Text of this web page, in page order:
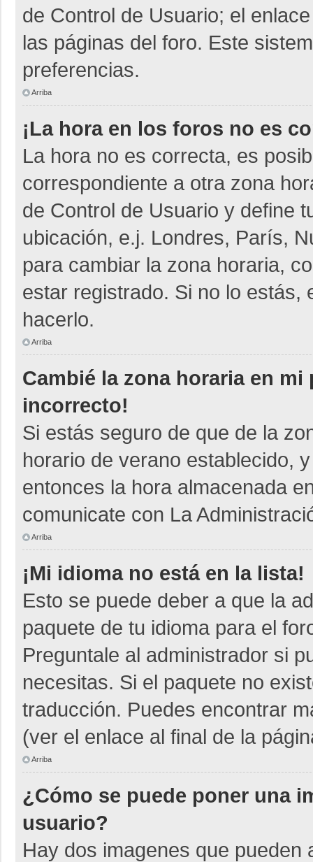
de Control de Usuario; el
las páginas del foro. Este
preferencias.
Arriba
¡La hora en los foros no es
La hora no es correcta, es
correspondiente a otra zona
de Control de Usuario y define
ubicación, e.j. Londres, París,
para cambiar la zona horaria,
estar registrado. Si no lo estás,
hacerlo.
Arriba
Cambié la zona horaria en
incorrecto!
Si estás seguro de que de la
horario de verano establecido,
entonces la hora almacenada
comunicate con La
Arriba
¡Mi idioma no está en la lista!
Esto se puede deber a que la
paquete de tu idioma para el
Preguntale al administrador si
necesitas. Si el paquete no
traducción. Puedes encontrar
(ver el enlace al final de la
Arriba
¿Cómo se puede poner una
usuario?
Hay dos imagenes que